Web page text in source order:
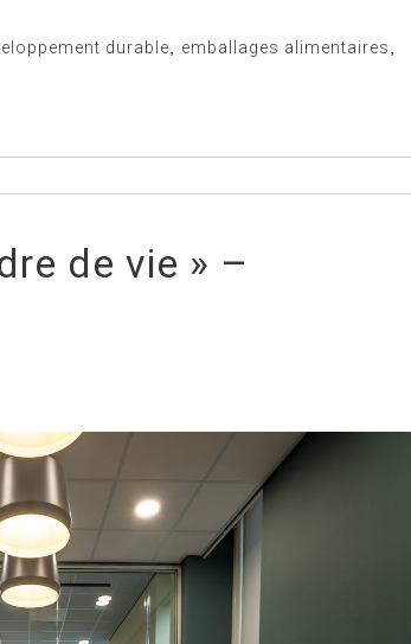
durable emballages alimentaires
de vie » –